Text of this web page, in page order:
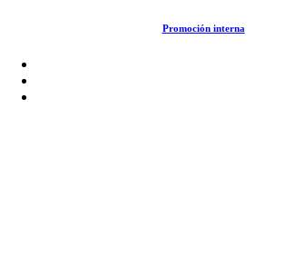
contenido
Promoción interna